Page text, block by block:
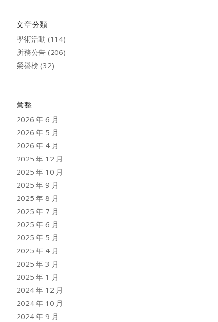
文章分類
學術活動 (114)
所務公告(206)
榮譽榜(32)
彙整
2026 年 6 月
2026 年 5 月
2026 年 4 月
2025 年 12 月
2025 年 10 月
2025 年 9 月
2025 年 8 月
2025 年 7 月
2025 年 6 月
2025 年 5 月
2025 年 4 月
2025 年 3 月
2025 年 1 月
2024 年 12 月
2024 年 10 月
2024 年 9 月